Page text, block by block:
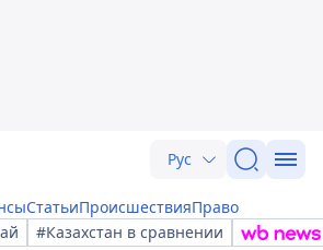
Рус
СтатьиПроисшествияПраво
#Казахстан в сравнении